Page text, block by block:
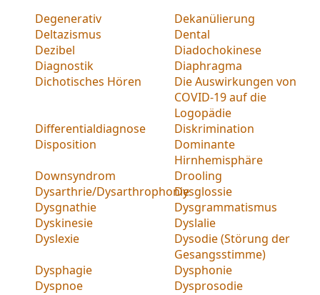
Degenerativ
Dekanülierung
Deltazismus
Dental
Dezibel
Diadochokinese
Diagnostik
Diaphragma
Dichotisches Hören
Die Auswirkungen von
COVID-19 auf die
Logopädie
Differentialdiagnose
Diskrimination
Disposition
Dominante
Hirnhemisphäre
Downsyndrom
Drooling
Dysarthrie/DysarthrophonieDysglossie
Dysgnathie
Dysgrammatismus
Dyskinesie
Dyslalie
Dyslexie
Dysodie (Störung der
Gesangsstimme)
Dysphagie
Dysphonie
Dyspnoe
Dysprosodie